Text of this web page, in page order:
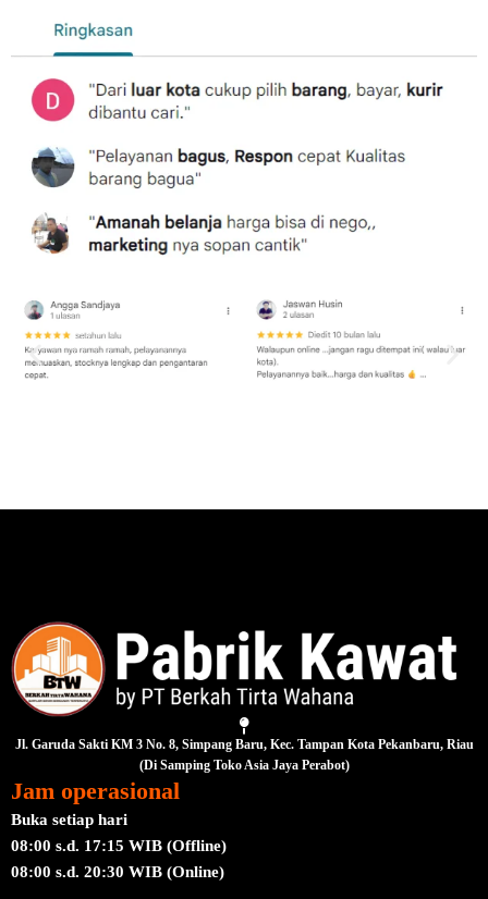
Jl. Garuda Sakti KM 3 No. 8, Simpang Baru, Kec. Tampan Kota Pekanbaru, Riau
(Di Samping Toko Asia Jaya Perabot)
Jam operasional
Buka setiap hari
08:00 s.d. 17:15 WIB (Offline)
08:00 s.d. 20:30 WIB (Online)